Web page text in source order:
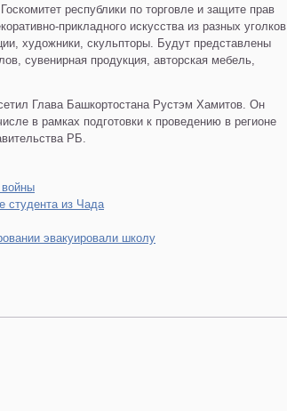
республики по торговле и защите прав
прикладного искусства из разных уголков
художники, скульпторы. Будут представлены
сувенирная продукция, авторская мебель,
Глава Башкортостана Рустэм Хамитов. Он
в рамках подготовки к проведению в регионе
РБ.
студента из Чада
эвакуировали школу